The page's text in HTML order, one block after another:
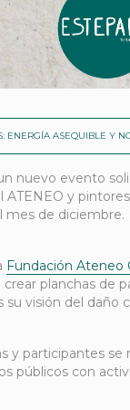
ENERGÍA ASEQUIBLE Y
nuevo evento
ATENEO y
mes de diciembre.
Fundación Ateneo
planchas de
su visión del daño
y participantes
públicos con